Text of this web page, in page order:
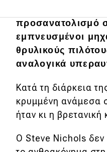
Main navigation
Επικαιρότητα
Πρωτότυπα
Ελλάδα
Κόσμος
Σε έναν κόσμο
προσανατολισμό
εμπνευσμένοι
θρυλικούς
αναλογικά
Κατά τη διάρκεια
κρυμμένη ανάμεσα
ήταν κι η
Ο Steve Nichols δεν